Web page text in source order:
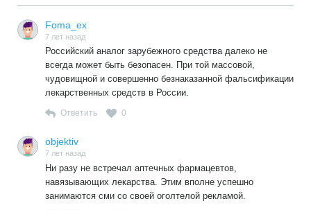
Foma_ex
7 лет назад
Российский аналог зарубежного средства далеко не
всегда может быть безопасен. При той массовой,
чудовищной и совершенно безнаказанной фальсификации
лекарственных средств в России.
Ответить 0
objektiv
7 лет назад
Ни разу не встречал аптечных фармацевтов,
навязывающих лекарства. Этим вполне успешно
занимаются сми со своей оголтелой рекламой.